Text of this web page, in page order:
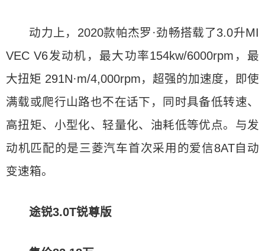
动力上，2020款帕杰罗·劲畅搭载了3.0升MI
VEC V6发动机，最大功率154kw/6000rpm，最
大扭矩 291N·m/4,000rpm，超强的加速度，即使
满载或爬行山路也不在话下，同时具备低转速、
高扭矩、小型化、轻量化、油耗低等优点。与发
动机匹配的是三菱汽车首次采用的爱信8AT自动
变速箱。
途锐3.0T锐尊版